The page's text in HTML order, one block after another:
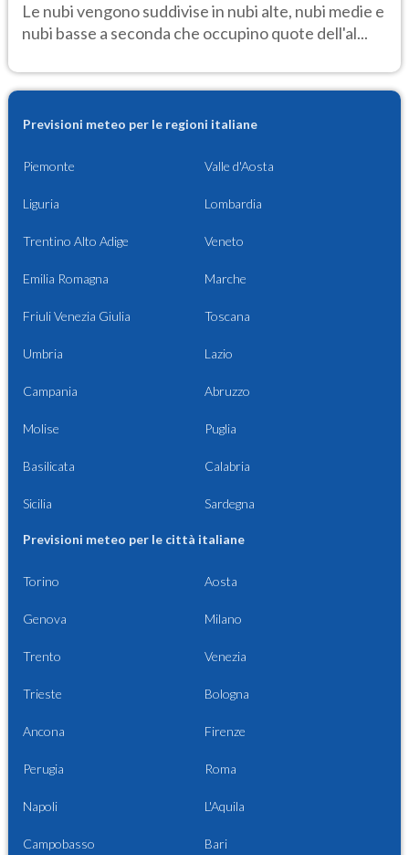
Le nubi vengono suddivise in nubi alte, nubi medie e
nubi basse a seconda che occupino quote dell'al...
Previsioni meteo per le regioni italiane
Piemonte Valle d'Aosta
Liguria Lombardia
Trentino Alto Adige Veneto
Emilia Romagna Marche
Friuli Venezia Giulia Toscana
Umbria Lazio
Campania Abruzzo
Molise Puglia
Basilicata Calabria
Sicilia Sardegna
Previsioni meteo per le città italiane
Torino Aosta
Genova Milano
Trento Venezia
Trieste Bologna
Ancona Firenze
Perugia Roma
Napoli L'Aquila
Campobasso Bari